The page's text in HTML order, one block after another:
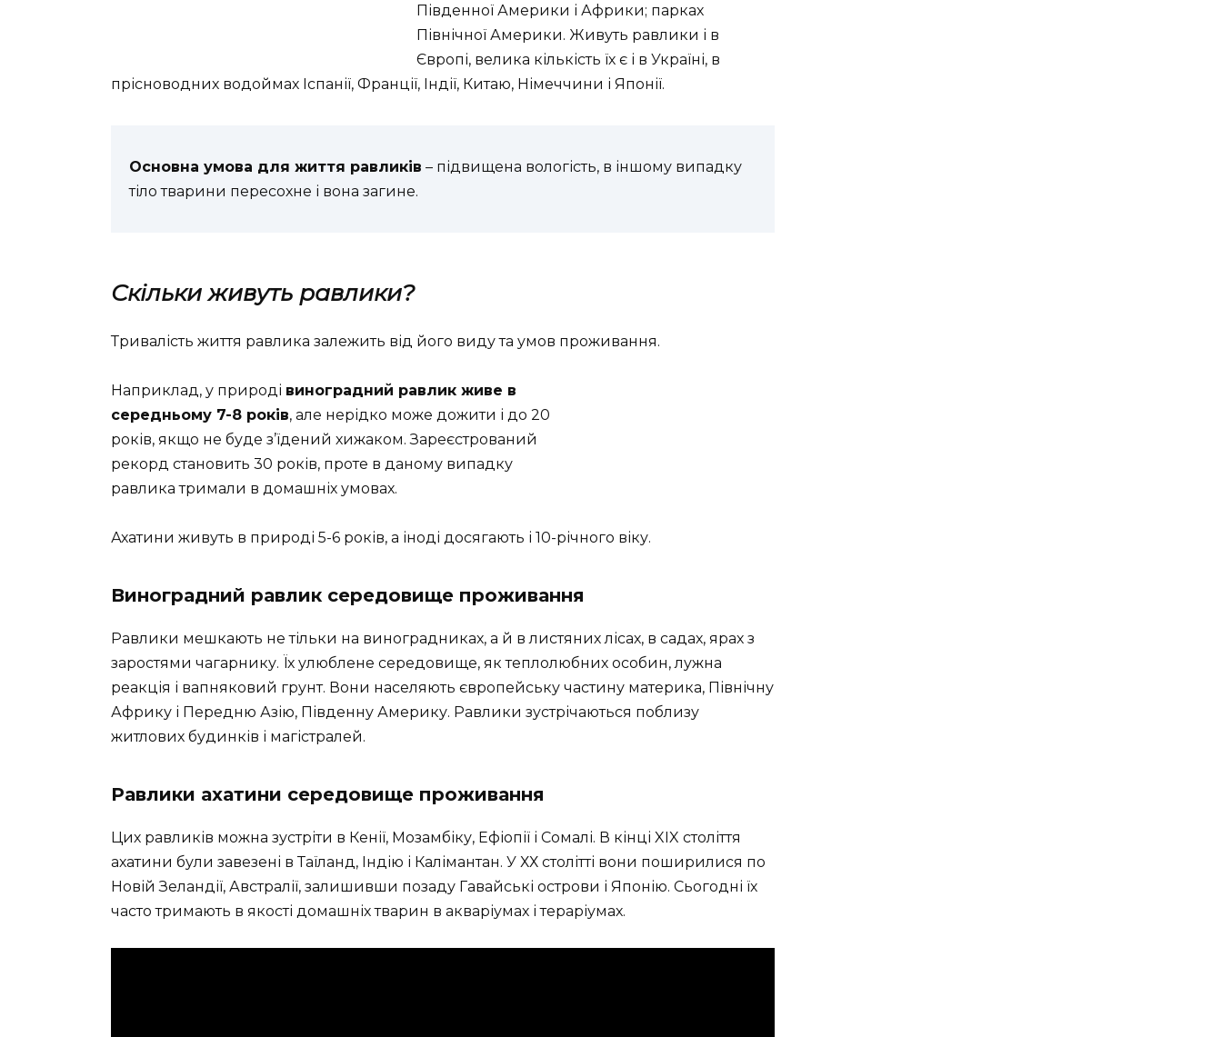
Південної Америки і Африки; парках
Північної Америки. Живуть равлики і в
Європі, велика кількість їх є і в Україні, в
прісноводних водоймах Іспанії, Франції, Індії, Китаю, Німеччини і Японії.
Основна умова для життя равликів – підвищена вологість, в іншому випадку
тіло тварини пересохне і вона загине.
Скільки живуть равлики?
Тривалість життя равлика залежить від його виду та умов проживання.
Наприклад, у природі виноградний равлик живе в
середньому 7-8 років, але нерідко може дожити і до 20
років, якщо не буде з’їдений хижаком. Зареєстрований
рекорд становить 30 років, проте в даному випадку
равлика тримали в домашніх умовах.
Ахатини живуть в природі 5-6 років, а іноді досягають і 10-річного віку.
Виноградний равлик середовище проживання
Равлики мешкають не тільки на виноградниках, а й в листяних лісах, в садах, ярах з
заростями чагарнику. Їх улюблене середовище, як теплолюбних особин, лужна
реакція і вапняковий грунт. Вони населяють європейську частину материка, Північну
Африку і Передню Азію, Південну Америку. Равлики зустрічаються поблизу
житлових будинків і магістралей.
Равлики ахатини середовище проживання
Цих равликів можна зустріти в Кенії, Мозамбіку, Ефіопії і Сомалі. В кінці XIX століття
ахатини були завезені в Таїланд, Індію і Калімантан. У ХХ столітті вони поширилися по
Новій Зеландії, Австралії, залишивши позаду Гавайські острови і Японію. Сьогодні їх
часто тримають в якості домашніх тварин в акваріумах і тераріумах.